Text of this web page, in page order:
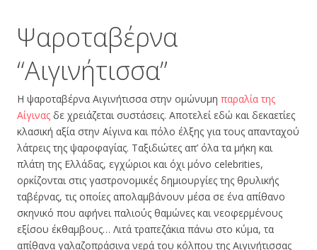
Ψαροταβέρνα
“Αιγινήτισσα”
Η ψαροταβέρνα Αιγινήτισσα στην ομώνυμη παραλία της
Αίγινας δε χρειάζεται συστάσεις. Αποτελεί εδώ και δεκαετίες
κλασική αξία στην Αίγινα και πόλο έλξης για τους απανταχού
λάτρεις της ψαροφαγίας. Ταξιδιώτες απ’ όλα τα μήκη και
πλάτη της Ελλάδας, εγχώριοι και όχι μόνο celebrities,
ορκίζονται στις γαστρονομικές δημιουργίες της θρυλικής
ταβέρνας, τις οποίες απολαμβάνουν μέσα σε ένα απίθανο
σκηνικό που αφήνει παλιούς θαμώνες και νεοφερμένους
εξίσου έκθαμβους… Λιτά τραπεζάκια πάνω στο κύμα, τα
απίθανα γαλαζοπράσινα νερά του κόλπου της Αιγινήτισσας